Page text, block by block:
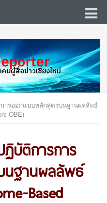
ารออกแบบหลักสูตรบนฐานผลลัพธ์
OBE)
ฏิบัติการการ
นฐานผลลัพธ์
Based